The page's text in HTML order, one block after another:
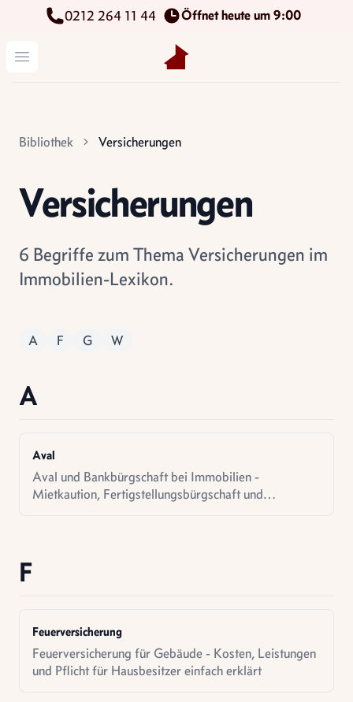
0212 264 11 44 Öffnet heute um 9:00
Menü öffnen Kettenbach Immobilien GmbH
Bibliothek Versicherungen
Versicherungen
6 Begriffe zum Thema Versicherungen im
Immobilien-Lexikon.
A F G W
A
Aval
Aval und Bankbürgschaft bei Immobilien -
Mietkaution, Fertigstellungsbürgschaft und
F
Feuerversicherung
Feuerversicherung für Gebäude - Kosten, Leistungen
und Pflicht für Hausbesitzer einfach erklärt